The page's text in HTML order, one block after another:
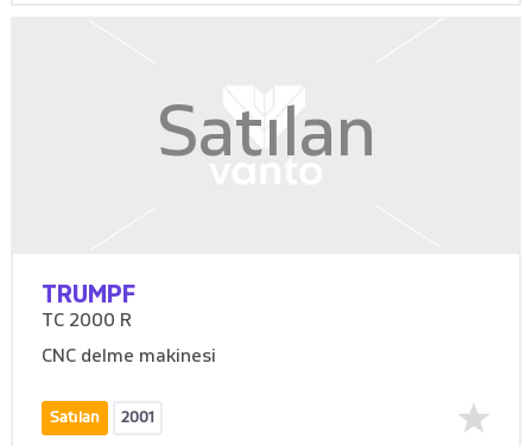
Satılan
TRUMPF
TC 2000 R
CNC delme makinesi
Satılan 2001